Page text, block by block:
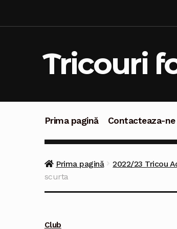
Tricouri
Prima pagină Contacteaza-ne
Prima pagină 2022/23 Tricou
scurta
Club